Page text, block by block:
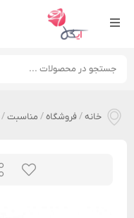
خانه/فروشگاه/ مناسبت/